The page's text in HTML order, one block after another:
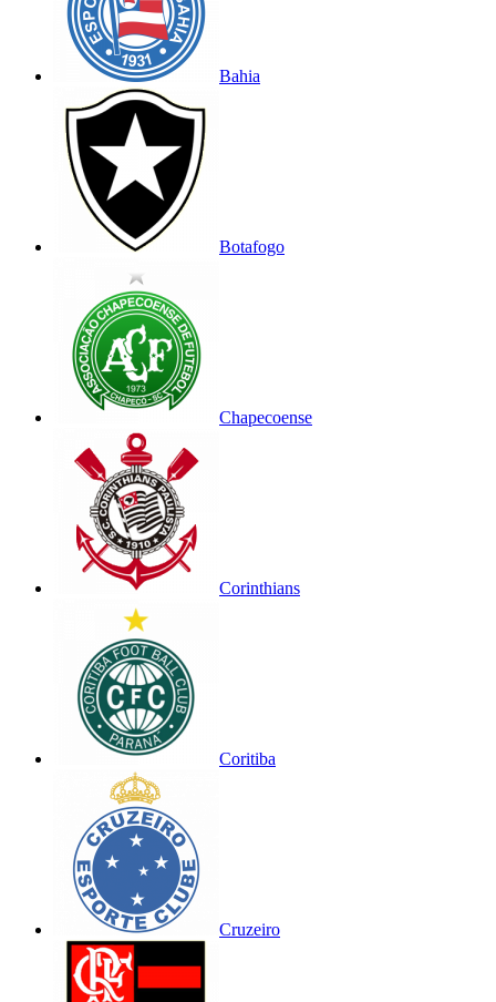
Bahia
Botafogo
Chapecoense
Corinthians
Coritiba
Cruzeiro